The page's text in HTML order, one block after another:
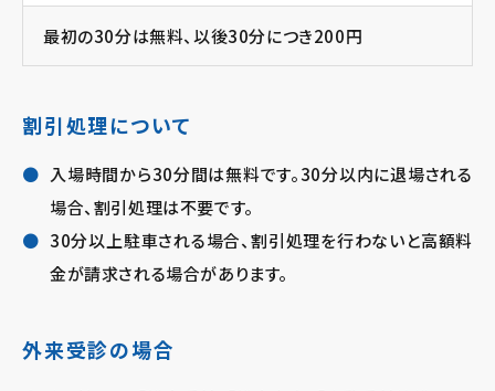
最初の30分は無料、以後30分につき200円
割引処理について
入場時間から30分間は無料です。30分以内に退場される
場合、割引処理は不要です。
30分以上駐車される場合、割引処理を行わないと高額料
金が請求される場合があります。
外来受診の場合